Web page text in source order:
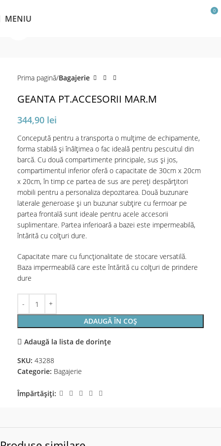
MENIU
0
Prima pagină Bagajerie
GEANTA PT.ACCESORII MAR.M
344,90 lei
Concepută pentru a transporta o mulțime de echipamente,
forma stabilă și înălțimea o fac ideală pentru pescuitul din
barcă. Cu două compartimente principale, sus și jos,
compartimentul inferior oferă o capacitate de 30cm x 20cm
x 20cm, în timp ce partea de sus are pereți despărțitori
mobili pentru a personaliza depozitarea. Două buzunare
laterale generoase și un buzunar subțire cu fermoar pe
partea frontală sunt ideale pentru acele accesorii
suplimentare. Partea inferioară a bazei este impermeabilă,
întărită cu colțuri dure.
Capacitate mare cu funcționalitate de stocare versatilă.
Baza impermeabilă care este întărită cu colțuri de prindere
dure
ADAUGĂ ÎN COȘ
Adaugă la lista de dorințe
SKU: 43288
Categorie: Bagajerie
Împărtășiți: